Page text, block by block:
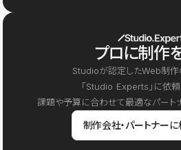
プロに制作
Studioが認定したWeb制作
「Studio Experts」に依頼
課題や予算に合わせて最適なパート
制作会社・パートナー